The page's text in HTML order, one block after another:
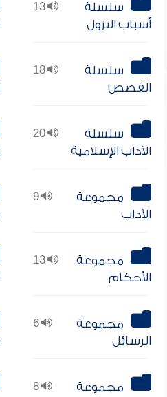
13
سلسلة
أسباب النزول
18
سلسلة
القصص
20
سلسلة
الآداب الإسلامية
9
مجموعة
الآداب
13
مجموعة
الأحكام
6
مجموعة
الرسائل
8
مجموعة